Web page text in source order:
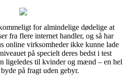
for almindelige dødelige at
fra flere internet handler, og så har
online virksomheder ikke kunne lade
på specielt deres bedst i test
ligeledes til kvinder og mænd – en hel
på fragt uden gebyr.